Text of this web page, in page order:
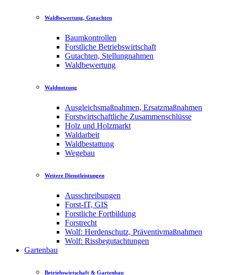
Waldbewertung, Gutachten
Baumkontrollen
Forstliche Betriebswirtschaft
Gutachten, Stellungnahmen
Waldbewertung
Waldnutzung
Ausgleichsmaßnahmen, Ersatzmaßnahmen
Forstwirtschaftliche Zusammenschlüsse
Holz und Holzmarkt
Waldarbeit
Waldbestattung
Wegebau
Weitere Dienstleistungen
Ausschreibungen
Forst-IT, GIS
Forstliche Fortbildung
Forstrecht
Wolf: Herdenschutz, Präventivmaßnahmen
Wolf: Rissbegutachtungen
Gartenbau
Betriebswirtschaft & Gartenbau